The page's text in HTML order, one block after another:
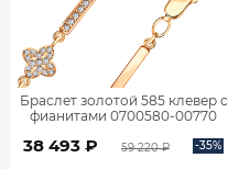
Браслет золотой 585 клевер с
фианитами 0700580-00770
38 493 ₽ 59 220 ₽ -35%